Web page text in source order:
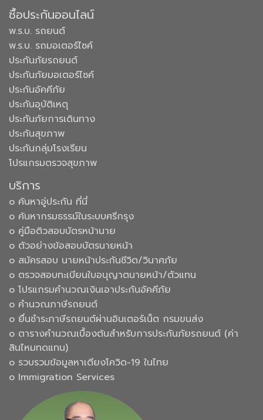
ซื้อประกันออนไลน์
พ.ร.บ. รถยนต์
พ.ร.บ. รถมอเตอร์ไซค์
ประกันภัยรถยนต์
ประกันภัยมอเตอร์ไซค์
ประกันอัคคีภัย
ประกันอุบัติเหตุ
ประกันภัยการเดินทาง
ประกันสุขภาพ
ประกันกลุ่มโรงเรียน
โปรแกรมตรวจสุขภาพ
บริการ
๐ ค้นหาอู่ประกัน ที่นี่
๐ ค้นหากรมธรรม์ในระบบศรีกรุง
๐ คู่มือติวสอบบัตรหน้านาย
๐ ตัวอย่างข้อสอบบัตรนายหน้า
๐ สมัครสอบ นายหน้าประกันชีวิต/วินาศภัย
๐ ตรวจสอบทะเบียนใบอนุญาตนายหน้า/ตัวแทน
๐ โปรแกรมคำนวณเงินเอาประกันอัคคีภัย
๐ คำนวณภาษีรถยนต์
๐ ยื่นชำระภาษีรถยนต์ผ่านอินเตอร์เน็ต กรมขนส่ง
๐ ตารางคำนวณเบื้องต้นสำหรับการประกันภัยรถยนต์ (ค่า
สินไหมทดแทน)
๐ รวบรวมข้อมูลหาเตียงโควิด-19 ในไทย
๐ Immigration Services